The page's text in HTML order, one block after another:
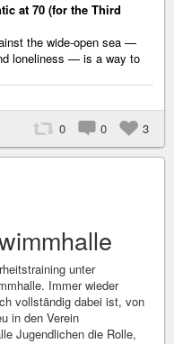
at 70 (for the Third
the wide-open sea —
loneliness — is a way to
0 0 3
unter
Immer wieder
vollständig dabei ist, von
in den Verein
Jugendlichen die Rolle,